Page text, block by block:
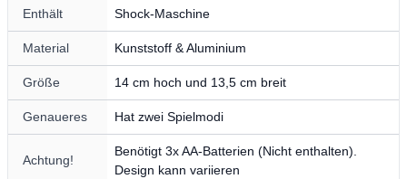
Enthält Shock-Maschine
Material Kunststoff & Aluminium
Größe 14 cm hoch und 13,5 cm breit
Genaueres Hat zwei Spielmodi
Achtung!
Benötigt 3x AA-Batterien (Nicht enthalten).
Design kann variieren